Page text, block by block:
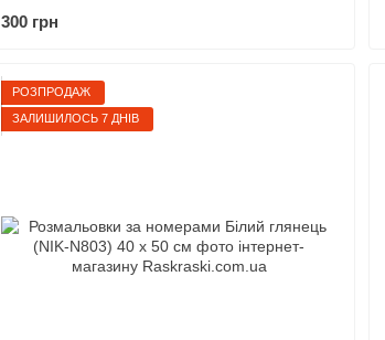
300 грн
РОЗПРОДАЖ
ЗАЛИШИЛОСЬ 7 ДНІВ